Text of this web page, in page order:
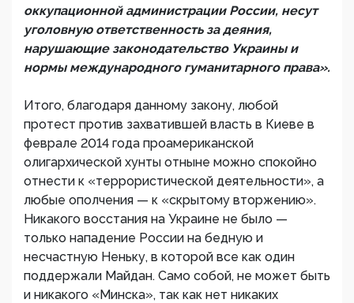
оккупационной администрации России, несут
уголовную ответственность за деяния,
нарушающие законодательство Украины и
нормы международного гуманитарного права».
Итого, благодаря данному закону, любой
протест против захватившей власть в Киеве в
феврале 2014 года проамериканской
олигархической хунты отныне можно спокойно
отнести к «террористической деятельности», а
любые ополчения — к «скрытому вторжению».
Никакого восстания на Украине не было —
только нападение России на бедную и
несчастную Неньку, в которой все как один
поддержали Майдан. Само собой, не может быть
и никакого «Минска», так как нет никаких